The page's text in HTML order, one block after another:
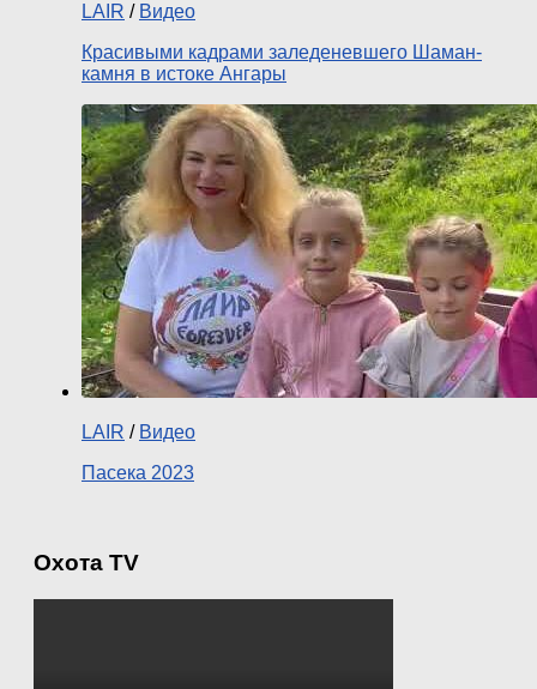
LAIR / Видео
Красивыми кадрами заледеневшего Шаман-
камня в истоке Ангары
LAIR / Видео
Пасека 2023
Охота TV